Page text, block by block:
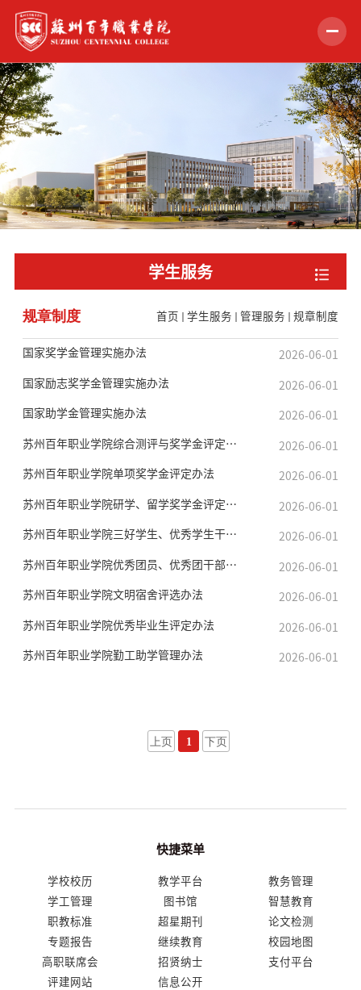
首页
组织机构
教学科研
招生就业
党的建设
合作交流
招标公告
人才招聘
学生服务
首页 学生服务 管理服务 规章制度
规章制度
国家奖学金管理实施办法 2026-06-01
国家励志奖学金管理实施办法 2026-06-01
国家助学金管理实施办法 2026-06-01
苏州百年职业学院综合测评与奖学金评定办法 2026-06-01
苏州百年职业学院单项奖学金评定办法 2026-06-01
苏州百年职业学院研学、留学奖学金评定办法 2026-06-01
苏州百年职业学院三好学生、优秀学生干部、先进班集体评定办法 2026-06-01
苏州百年职业学院优秀团员、优秀团干部、先进团支部评定办法 2026-06-01
苏州百年职业学院文明宿舍评选办法 2026-06-01
苏州百年职业学院优秀毕业生评定办法 2026-06-01
苏州百年职业学院勤工助学管理办法 2026-06-01
上页 1 下页
快捷菜单
学校校历 教学平台
教务管理
学工管理
图书馆
智慧教育
职教标准
超星期刊
论文检测
专题报告
继续教育
校园地图
高职联席会
招贤纳士
支付平台
评建网站
信息公开